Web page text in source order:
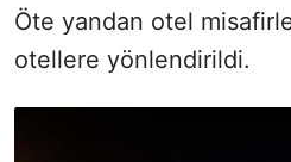
Öte yandan otel
otellere yönlendirildi.